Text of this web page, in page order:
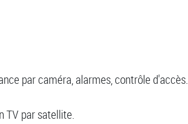
par caméra, alarmes, contrôle d'accès.
TV par satellite.